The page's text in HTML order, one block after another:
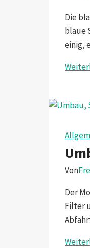
Die
blaue
einig,
Von
Der
Filter